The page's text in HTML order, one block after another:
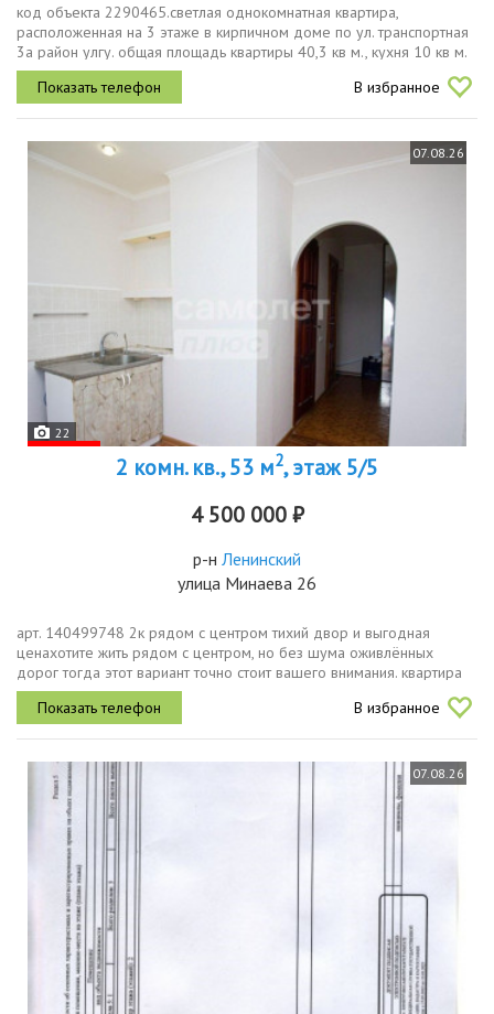
код объекта 2290465.светлая однокомнатная квартира,
расположенная на 3 этаже в кирпичном доме по ул. транспортная
3а район улгу. общая площадь квартиры 40,3 кв м., кухня 10 кв м.
квартира в строительном варианте, за исключением ванной, где
сделан...
В избранное
07.08.26
22
2 комн. кв., 53 м2, этаж 5/5
4 500 000 ₽
р-н Ленинский
улица Минаева 26
арт. 140499748 2к рядом с центром тихий двор и выгодная
ценахотите жить рядом с центром, но без шума оживлённых
дорог тогда этот вариант точно стоит вашего внимания. квартира
расположена в ленинском районе, всего в нескольких минутах от
центра...
В избранное
07.08.26